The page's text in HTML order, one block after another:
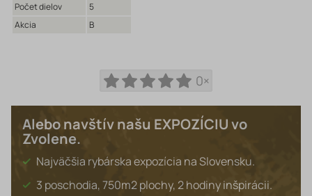
Počet dielov
5
Akcia
B
0×
Alebo navštív našu EXPOZÍCIU vo
Zvolene.
Najväčšia rybárska expozícia na Slovensku.
3 poschodia, 750m2 plochy, 2 hodiny inšpirácii.